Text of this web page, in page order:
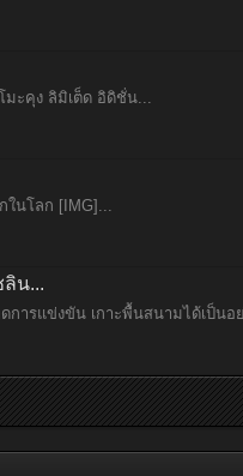
มะคุง ลิมิเต็ด อิดิชั่น...
ในโลก [IMG]​...
น...
ารแข่งขัน เกาะพื้นสนามได้เป็นอ